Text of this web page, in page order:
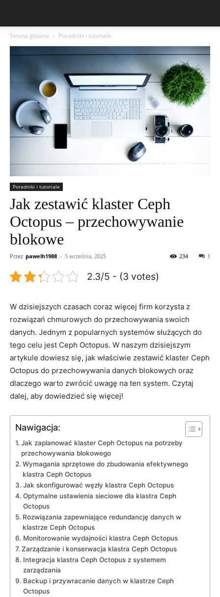
Strona główna Poradniki i tutoriale
Poradniki i tutoriale
Jak zestawić klaster Ceph
Octopus – przechowywanie
blokowe
Przez pawelh1988 - 5 września, 2025 1
234
2.3/5 - (3 votes)
W dzisiejszych czasach coraz więcej firm ‌korzysta z
rozwiązań ⁢chmurowych‌ do przechowywania swoich
danych. Jednym z ‌popularnych systemów służących do
tego ‌celu jest Ceph Octopus. W naszym dzisiejszym
⁤artykule dowiesz się, jak właściwie⁢ zestawić klaster Ceph
Octopus do ​przechowywania danych​ blokowych oraz
dlaczego warto zwrócić uwagę​ na ten ‌system.​ Czytaj
dalej, aby dowiedzieć się więcej!
Nawigacja:
Jak zaplanować klaster Ceph Octopus na potrzeby
przechowywania⁣ blokowego
Wymagania sprzętowe do zbudowania efektywnego
⁣klastra Ceph Octopus
Jak skonfigurować ⁣węzły ‍klastra Ceph Octopus
Optymalne ustawienia sieciowe⁢ dla klastra ⁤Ceph
Octopus
Rozwiązania zapewniające redundancję​ danych w
klastrze Ceph​ Octopus
Monitorowanie wydajności klastra‌ Ceph Octopus
Zarządzanie i konserwacja klastra ​Ceph Octopus
Integracja​ klastra Ceph Octopus ⁣z systemem
zarządzania
Backup i przywracanie danych w klastrze Ceph
Octopus